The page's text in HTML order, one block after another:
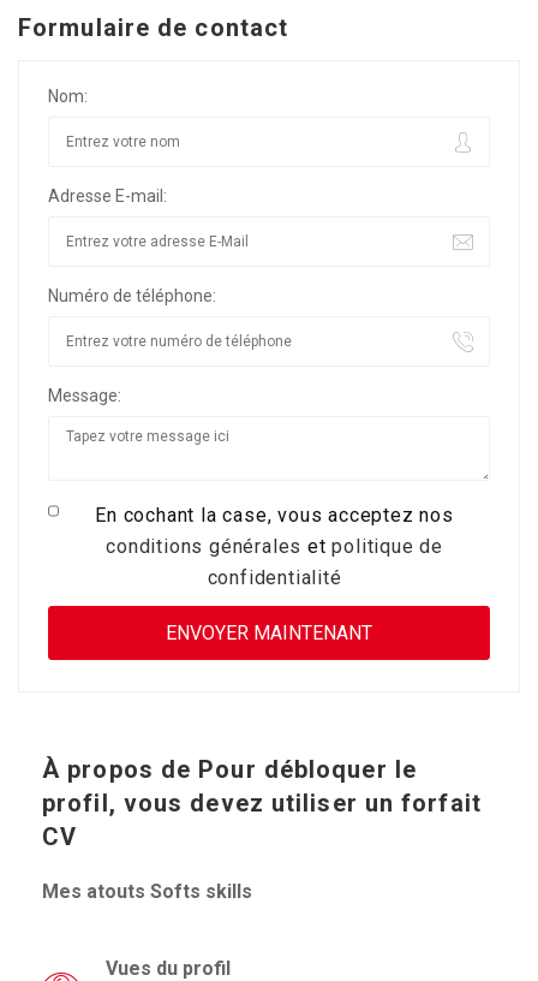
Formulaire de contact
Nom:
Adresse E-mail:
Numéro de téléphone:
Message:
En cochant la case, vous acceptez nos
conditions générales etpolitique de
confidentialité
À propos de Pour débloquer le
profil, vous devez utiliser un forfait
CV
Mes atouts Softs skills
Vues du profil